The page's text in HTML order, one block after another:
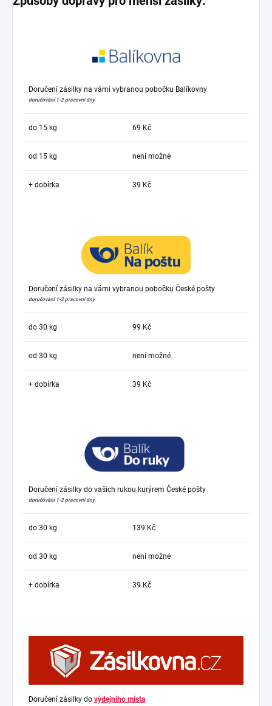
Doručení zásilky na vámi vybranou pobočku Balíkovny
doručování 1-2 pracovní dny
do 15 kg 69 Kč
od 15 kg není možné
+ dobírka 39 Kč
Doručení zásilky na vámi vybranou pobočku České pošty
doručování 1-2 pracovní dny
do 30 kg 99 Kč
od 30 kg není možné
+ dobírka 39 Kč
Doručení zásilky do vašich rukou kurýrem České pošty
doručování 1-2 pracovní dny
do 30 kg 139 Kč
od 30 kg není možné
+ dobírka 39 Kč
Doručení zásilky do výdejního místa